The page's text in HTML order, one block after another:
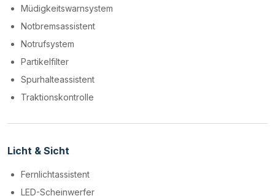
Müdigkeitswarnsystem
Notbremsassistent
Notrufsystem
Partikelfilter
Spurhalteassistent
Traktionskontrolle
Licht & Sicht
Fernlichtassistent
LED-Scheinwerfer